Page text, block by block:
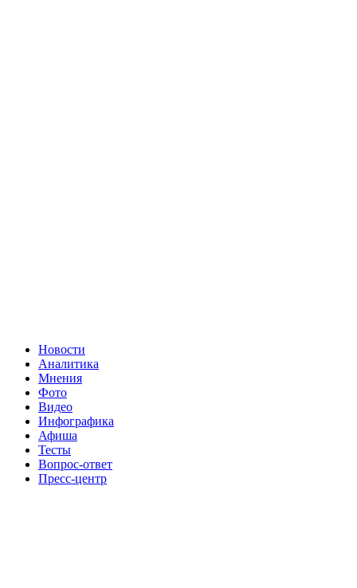
Новости
Аналитика
Мнения
Фото
Видео
Инфографика
Афиша
Тесты
Вопрос-ответ
Пресс-центр